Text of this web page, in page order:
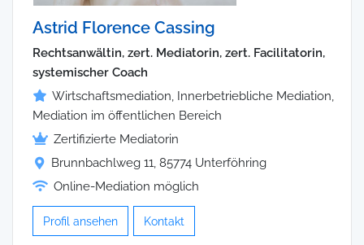
Astrid Florence Cassing
Rechtsanwältin, zert. Mediatorin, zert. Facilitatorin,
systemischer Coach
Wirtschaftsmediation, Innerbetriebliche Mediation,
Mediation im öffentlichen Bereich
Zertifizierte Mediatorin
Brunnbachlweg 11, 85774 Unterföhring
Online-Mediation möglich
Profil ansehen Kontakt